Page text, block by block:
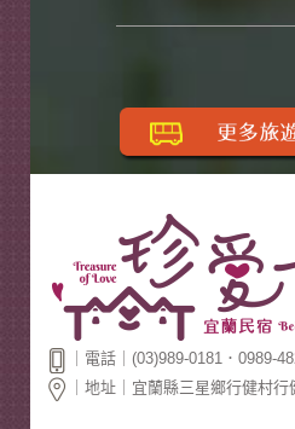
｜電話｜(03)989-0181．0989-
｜地址｜宜蘭縣三星鄉行健村